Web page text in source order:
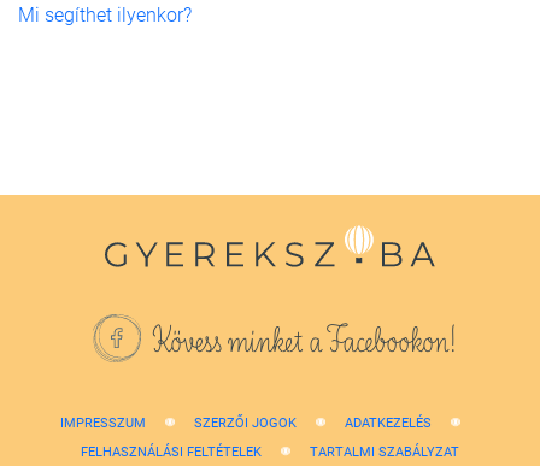
Mi segíthet ilyenkor?
Kövess minket a Facebookon!
IMPRESSZUM SZERZŐI JOGOK
ADATKEZELÉS
FELHASZNÁLÁSI FELTÉTELEK
TARTALMI SZABÁLYZAT